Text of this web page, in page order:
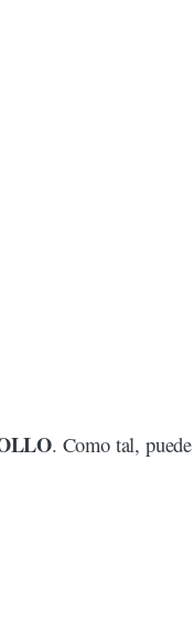
. Como tal, puede